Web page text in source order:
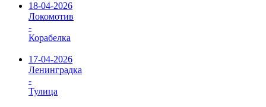
18-04-2026
Локомотив
-
Корабелка
17-04-2026
Ленинградка
-
Тулица